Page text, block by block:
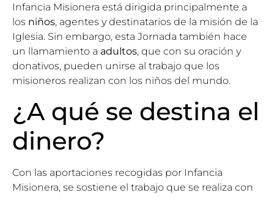
Infancia Misionera está dirigida principalmente a
los niños, agentes y destinatarios de la misión de la
Iglesia. Sin embargo, esta Jornada también hace
un llamamiento a adultos, que con su oración y
donativos, pueden unirse al trabajo que los
misioneros realizan con los niños del mundo.
¿A qué se destina el
dinero?
Con las aportaciones recogidas por Infancia
Misionera, se sostiene el trabajo que se realiza con